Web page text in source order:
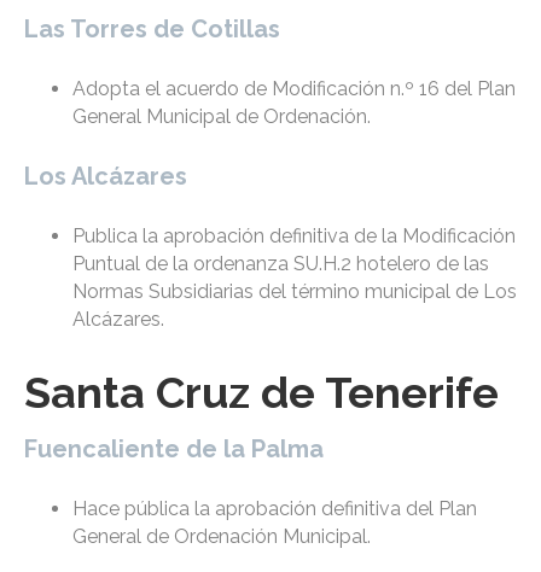
Las Torres de Cotillas
Adopta el acuerdo de Modificación n.º 16 del Plan
General Municipal de Ordenación.
Los Alcázares
Publica la aprobación definitiva de la Modificación
Puntual de la ordenanza SU.H.2 hotelero de las
Normas Subsidiarias del término municipal de Los
Alcázares.
Santa Cruz de Tenerife
Fuencaliente de la Palma
Hace pública la aprobación definitiva del Plan
General de Ordenación Municipal.